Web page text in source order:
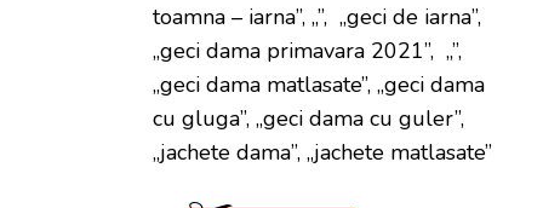
toamna – iarna”, „”, „geci de iarna”,
„geci dama primavara 2021”, „”,
„geci dama matlasate”, „geci dama
cu gluga”, „geci dama cu guler”,
„jachete dama”, „jachete matlasate”